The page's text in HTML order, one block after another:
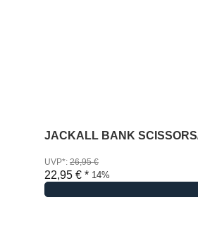
JACKALL BANK
UVP*: 26,95 €
22,95 € * 14%